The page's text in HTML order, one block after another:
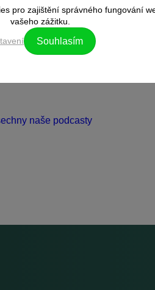
naše podcasty
pro zajištění správného fungování
vašeho zážitku.
Souhlasím